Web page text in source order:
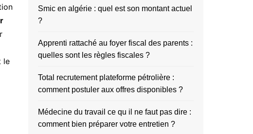
le
Smic en algérie : quel est son montant actuel
?
Apprenti rattaché au foyer fiscal des parents :
quelles sont les règles fiscales ?
Total recrutement plateforme pétrolière :
comment postuler aux offres disponibles ?
Médecine du travail ce qu il ne faut pas dire :
comment bien préparer votre entretien ?